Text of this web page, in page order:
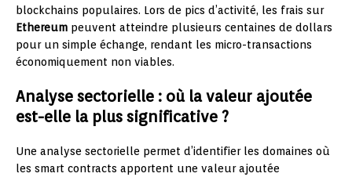
blockchains populaires. Lors de pics d’activité, les frais sur
Ethereum peuvent atteindre plusieurs centaines de dollars
pour un simple échange, rendant les micro-transactions
économiquement non viables.
Analyse sectorielle : où la valeur ajoutée
est-elle la plus significative ?
Une analyse sectorielle permet d’identifier les domaines où
les smart contracts apportent une valeur ajoutée